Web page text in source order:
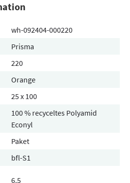
wh-092404-000220
Prisma
220
Orange
25 x 100
100 % recyceltes Polyamid
Econyl
Paket
bfl-S1
6.5